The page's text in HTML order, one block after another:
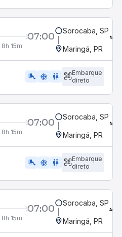
07:00
8h 15m
Sorocaba, SP
Maringá, PR
airline_seat_legroom_extra ac_unit wc
Embarque
direto
07:00
8h 15m
Sorocaba, SP
Maringá, PR
airline_seat_legroom_extra ac_unit wc
Embarque
direto
07:00
8h 15m
Sorocaba, SP
Maringá, PR